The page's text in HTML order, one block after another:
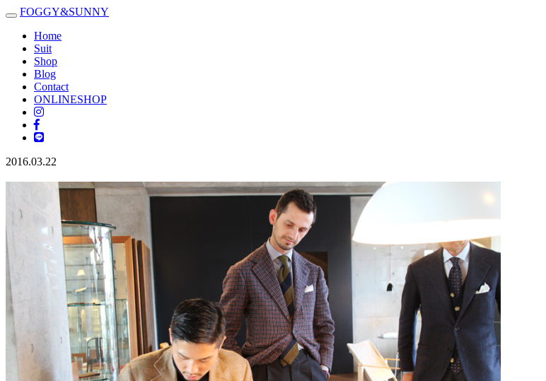
Toggle
navigation
FOGGY&SUNNY
Home
Suit
Shop
Blog
Contact
ONLINESHOP
2016.03.22